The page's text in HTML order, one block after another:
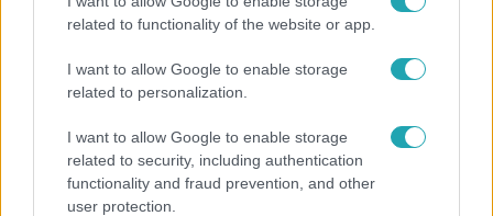
related to functionality of the website or app.
I want to allow Google to enable storage
related to personalization.
I want to allow Google to enable storage
related to security, including authentication
functionality and fraud prevention, and other
user protection.
2020. július 20. 15:32
5 milliárdos mentőcsomaggal segítenék a